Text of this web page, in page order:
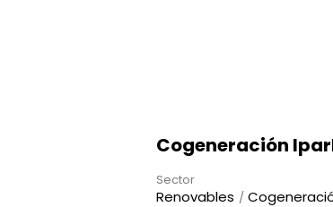
Cogeneración
Sector
Renovables